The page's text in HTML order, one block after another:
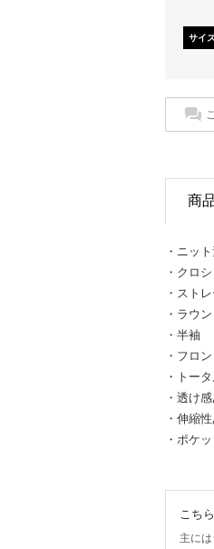
サイ
商
・ニッ
・クロ
・スト
・ラウ
・半袖
・フロ
・トー
・透け
・伸縮
・ポケ
こち
主に